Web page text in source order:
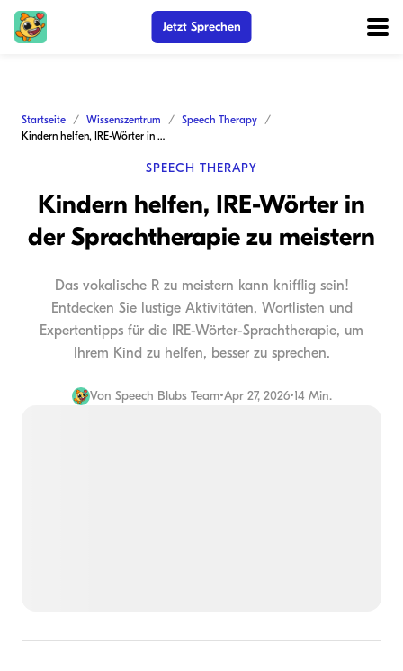
Jetzt Sprechen
Startseite Wissenszentrum
Speech Therapy
Kindern helfen, IRE-Wörter in der Sprachtherapie zu meistern
SPEECH THERAPY
Kindern helfen, IRE-Wörter in
der Sprachtherapie zu meistern
Das vokalische R zu meistern kann knifflig sein!
Entdecken Sie lustige Aktivitäten, Wortlisten und
Expertentipps für die IRE-Wörter-Sprachtherapie, um
Ihrem Kind zu helfen, besser zu sprechen.
Von Speech Blubs Team•Apr 27, 2026•14 Min.